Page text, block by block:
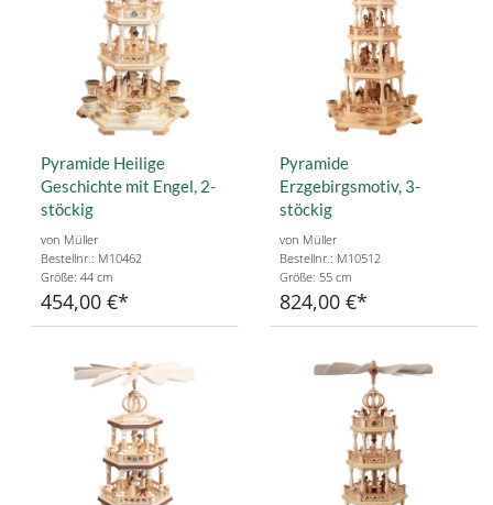
Pyramide Heilige
Geschichte mit Engel, 2-
stöckig
von Müller
Bestellnr.: M10462
Größe: 44 cm
454,00 €
Pyramide
Erzgebirgsmotiv, 3-
stöckig
von Müller
Bestellnr.: M10512
Größe: 55 cm
824,00 €